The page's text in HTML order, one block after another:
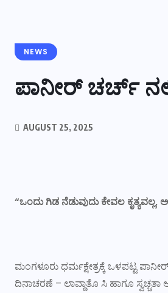
NEWS
ಪಾನೀರ್ ಚರ್ಚ್
AUGUST 25, 2025
“ಒಂದು ಗಿಡ ನೆಡುವುದು ಕೇವಲ
ಮಂಗಳೂರು ಧರ್ಮಕ್ಷೇತ್ರಕ್ಕೆ ಒಳಪಟ್ಟ
ದಿನಾಚರಣೆ – ಲಾವ್ದಾತೊ ಸಿ ಹಾಗೂ